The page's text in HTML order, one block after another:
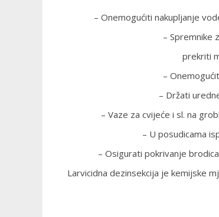
– Onemogućiti nakupljanje
– Spremnike
prekriti
–
– Držati
– Vaze za cvijeće i sl. na
– U posudicama
– Osigurati pokrivanje
Larvicidna dezinsekcija je kemijske